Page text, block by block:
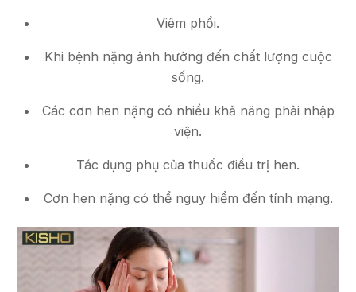
Viêm phổi.
Khi bệnh nặng ảnh hưởng đến chất lượng cuộc
sống.
Các cơn hen nặng có nhiều khả năng phải nhập
viện.
Tác dụng phụ của thuốc điều trị hen.
Cơn hen nặng có thể nguy hiểm đến tính mạng.